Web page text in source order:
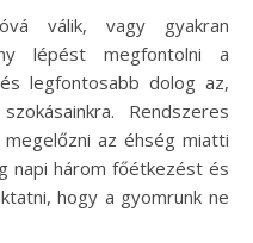
válik, vagy gyakran
lépést megfontolni a
legfontosabb dolog az,
Rendszeres
az éhség miatti
napi három főétkezést és
hogy a gyomrunk ne